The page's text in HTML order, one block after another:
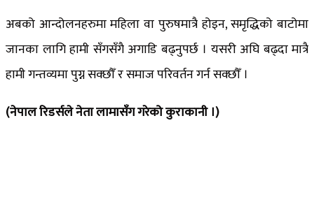
अबको आन्दोलनहरुमा महिला वा पुरुषमात्रै होइन, समृद्धिको बाटोमा
जानका लागि हामी सँगसँगै अगाडि बढ्नुपर्छ । यसरी अघि बढ्दा मात्रै
हामी गन्तव्यमा पुग्न सक्छौँ र समाज परिवर्तन गर्न सक्छौँ ।
(नेपाल रिडर्सले नेता लामासँग गरेको कुराकानी ।)